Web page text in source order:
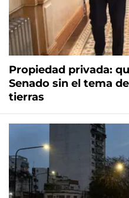
Propiedad privada:
Senado sin el tema
tierras